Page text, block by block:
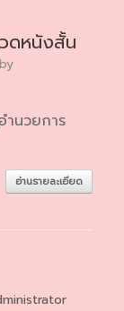
ดหนังสั้น
by
ำนวยการ
อ่านรายละเอียด